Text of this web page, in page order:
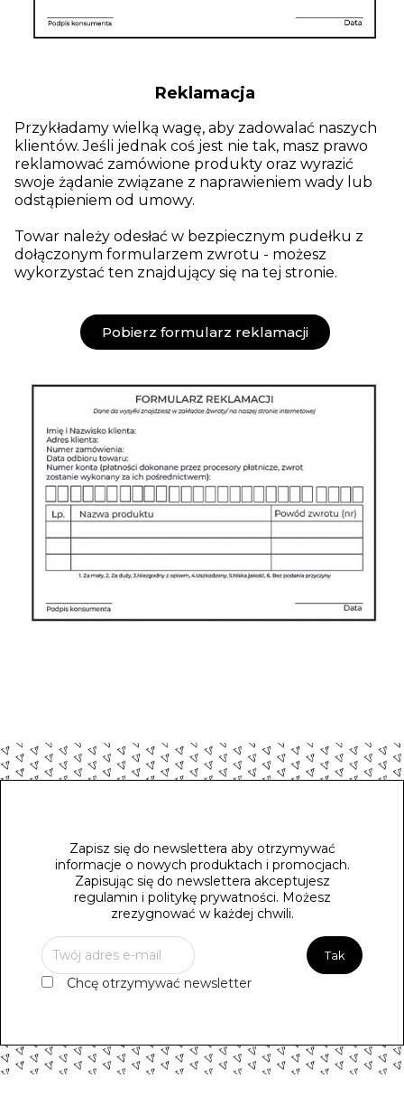
Reklamacja
Przykładamy wielką wagę, aby zadowalać naszych
klientów. Jeśli jednak coś jest nie tak, masz prawo
reklamować zamówione produkty oraz wyrazić
swoje żądanie związane z naprawieniem wady lub
odstąpieniem od umowy.
Towar należy odesłać w bezpiecznym pudełku z
dołączonym formularzem zwrotu - możesz
wykorzystać ten znajdujący się na tej stronie.
Pobierz formularz reklamacji
Zapisz się do newslettera aby otrzymywać
informacje o nowych produktach i promocjach.
Zapisując się do newslettera akceptujesz
regulamin i politykę prywatności. Możesz
zrezygnować w każdej chwili.
Chcę otrzymywać newsletter